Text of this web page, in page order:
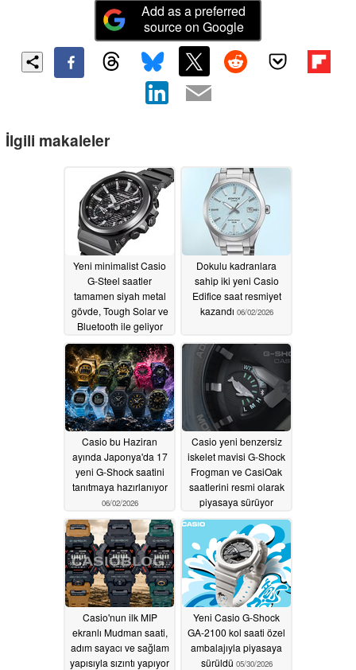
Add as a preferred
source on Google
İlgili makaleler
Yeni minimalist Casio
G-Steel saatler
tamamen siyah metal
gövde, Tough Solar ve
Bluetooth ile geliyor
06/02/2026
Dokulu kadranlara
sahip iki yeni Casio
Edifice saat resmiyet
kazandı 06/02/2026
Casio bu Haziran
ayında Japonya'da 17
yeni G-Shock saatini
tanıtmaya hazırlanıyor
06/02/2026
Casio yeni benzersiz
iskelet mavisi G-Shock
Frogman ve CasiOak
saatlerini resmi olarak
piyasaya sürüyor
06/01/2026
Casio'nun ilk MIP
ekranlı Mudman saati,
adım sayacı ve sağlam
yapısıyla sızıntı yapıyor
Yeni Casio G-Shock
GA-2100 kol saati özel
ambalajıyla piyasaya
sürüldü 05/30/2026